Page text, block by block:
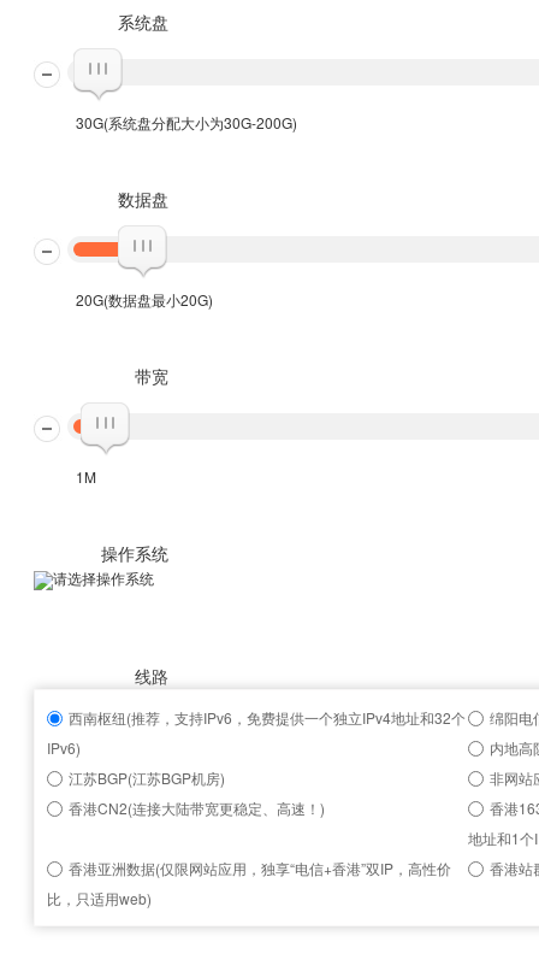
系统盘
30G(系统盘分配大小为30G-200G)
数据盘
20G(数据盘最小20G)
带宽
1M
操作系统
请选择操作系统
线路
西南枢纽(推荐，支持IPv6，免费提供一个独立IPv4地址和32个
IPv6)
绵阳电
内地高
江苏BGP(江苏BGP机房)
非网站
香港CN2(连接大陆带宽更稳定、高速！)
香港
地址和1个
香港亚洲数据(仅限网站应用，独享“电信+香港”双IP，高性价
比，只适用web)
香港站